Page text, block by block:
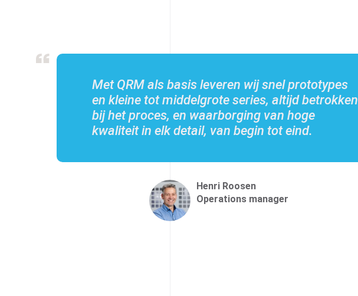
Met QRM als basis leveren wij snel prototypes
en kleine tot middelgrote series, altijd betrokken
bij het proces, en waarborging van hoge
kwaliteit in elk detail, van begin tot eind.
Henri Roosen
Operations manager